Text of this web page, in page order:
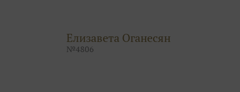
Елизавета Оганесян
№4806